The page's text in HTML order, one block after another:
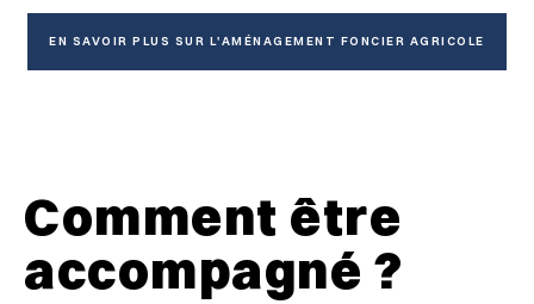
EN SAVOIR PLUS SUR L'AMÉNAGEMENT FONCIER AGRICOLE
Comment être
accompagné ?